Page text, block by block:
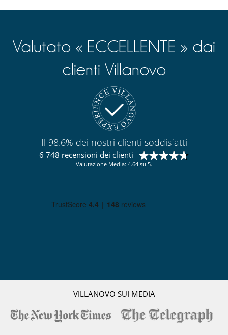
Valutato « ECCELLENTE » dai
clienti Villanovo
Il 98.6% dei nostri clienti soddisfatti
6 748 recensioni dei clienti
Valutazione Media: 4.64 su 5.
VILLANOVO SUI MEDIA